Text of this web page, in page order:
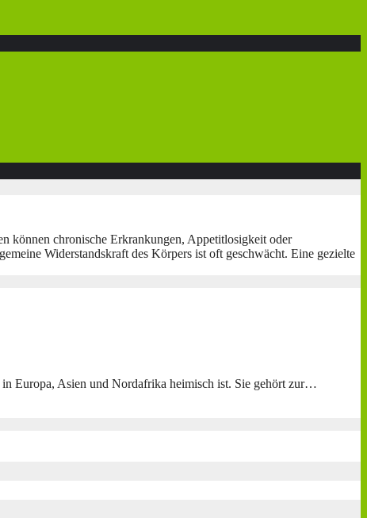
können chronische Erkrankungen, Appetitlosigkeit oder
Widerstandskraft des Körpers ist oft geschwächt. Eine gezielte
Europa, Asien und Nordafrika heimisch ist. Sie gehört zur…